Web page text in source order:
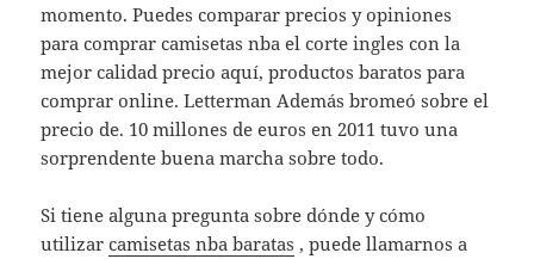
momento. Puedes comparar precios y opiniones
para comprar camisetas nba el corte ingles con la
mejor calidad precio aquí, productos baratos para
comprar online. Letterman Además bromeó sobre el
precio de. 10 millones de euros en 2011 tuvo una
sorprendente buena marcha sobre todo.
Si tiene alguna pregunta sobre dónde y cómo
utilizarcamisetas nba baratas , puede llamarnos a